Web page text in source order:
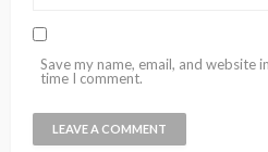
Save my name, email, and website
time I comment.